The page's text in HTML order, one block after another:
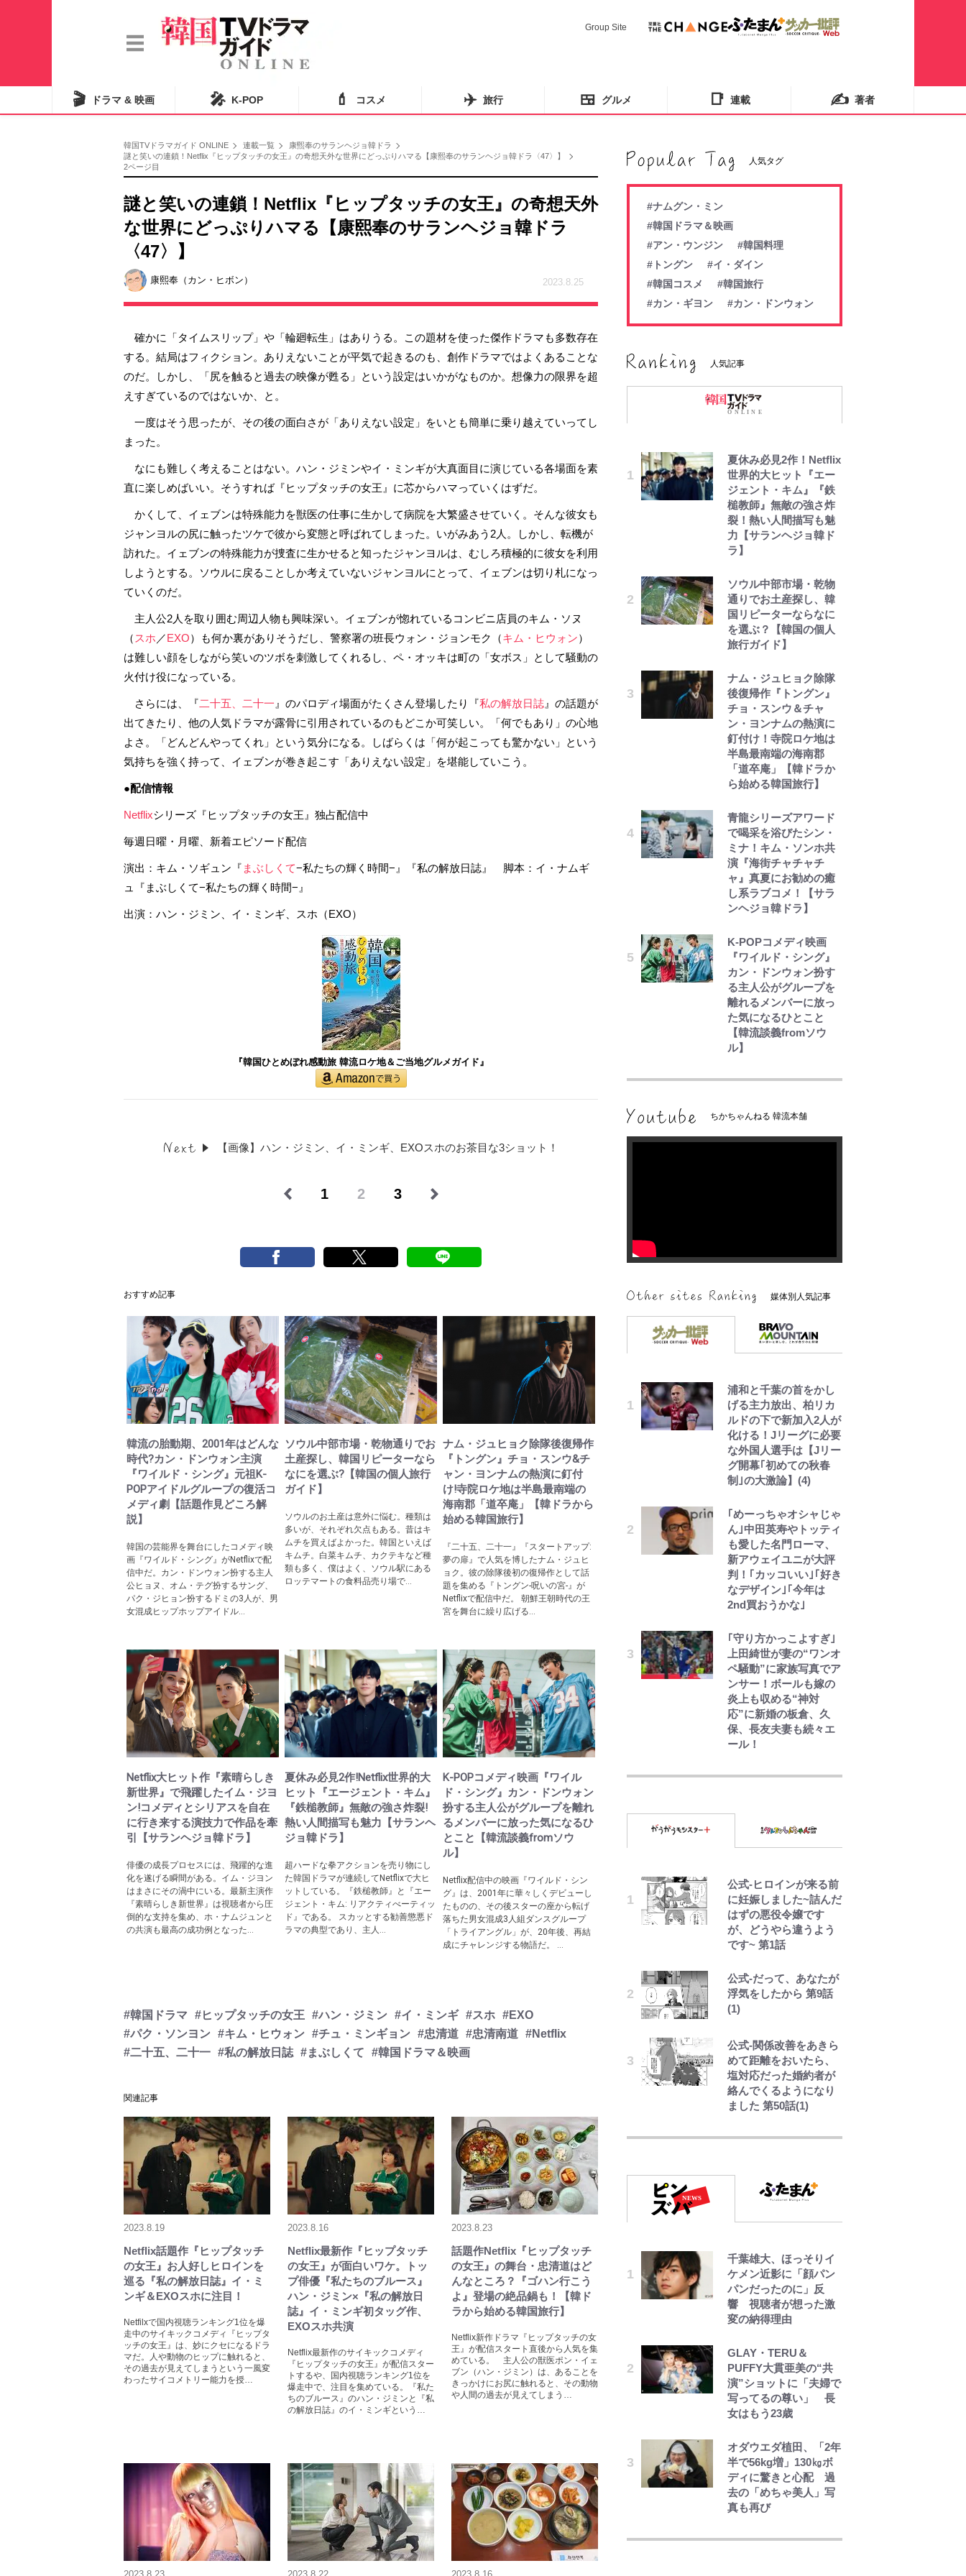
Group Site
🎬 ドラマ & 映画 🎤 K-POP 💄 コスメ ✈️ 旅行 🍱 グルメ 📑 連載 ✍️ 著者
韓国TVドラマガイド ONLINE 連載一覧
康煕奉のサランヘジョ韓ドラ
謎と笑いの連鎖！Netflix『ヒップタッチの女王』の奇想天外な世界にどっぷりハマる【康熙奉のサランヘジョ韓ドラ〈47〉】
2ページ目
謎と笑いの連鎖！Netflix『ヒップタッチの女王』の奇想天外
な世界にどっぷりハマる【康熙奉のサランヘジョ韓ドラ
〈47〉】
康熙奉（カン・ヒボン） 2023.8.25
確かに「タイムスリップ」や「輪廻転生」はありうる。この題材を使った傑作ドラマも多数存在
する。結局はフィクション。ありえないことが平気で起きるのも、創作ドラマではよくあることな
のだ。しかし、「尻を触ると過去の映像が甦る」という設定はいかがなものか。想像力の限界を超
えすぎているのではないか、と。
一度はそう思ったが、その後の面白さが「ありえない設定」をいとも簡単に乗り越えていってし
まった。
なにも難しく考えることはない。ハン・ジミンやイ・ミンギが大真面目に演じている各場面を素
直に楽しめばいい。そうすれば『ヒップタッチの女王』に芯からハマっていくはずだ。
かくして、イェブンは特殊能力を獣医の仕事に生かして病院を大繁盛させていく。そんな彼女も
ジャンヨルの尻に触ったツケで彼から変態と呼ばれてしまった。いがみあう2人。しかし、転機が
訪れた。イェブンの特殊能力が捜査に生かせると知ったジャンヨルは、むしろ積極的に彼女を利用
しようとする。ソウルに戻ることしか考えていないジャンヨルにとって、イェブンは切り札になっ
ていくのだ。
主人公2人を取り囲む周辺人物も興味深い。イェブンが惚れているコンビニ店員のキム・ソヌ
（ スホ ／EXO）も何か裏がありそうだし、警察署の班長ウォン・ジョンモク（キム・ヒウォン）
は難しい顔をしながら笑いのツボを刺激してくれるし、ペ・オッキは町の「女ボス」として騒動の
火付け役になっている。
さらには、『二十五、二十一 』のパロディ場面がたくさん登場したり『私の解放日誌 』の話題が
出てきたり、他の人気ドラマが露骨に引用されているのもどこか可笑しい。「何でもあり」の心地
よさ。「どんどんやってくれ」という気分になる。しばらくは「何が起こっても驚かない」という
気持ちを強く持って、イェブンが巻き起こす「ありえない設定」を堪能していこう。
●配信情報
Netflixシリーズ『ヒップタッチの女王』独占配信中
毎週日曜・月曜、新着エピソード配信
演出：キム・ソギュン『 まぶしくて−私たちの輝く時間−』『私の解放日誌』 脚本：イ・ナムギ
ュ『まぶしくて−私たちの輝く時間−』
出演：ハン・ジミン、イ・ミンギ、スホ（EXO）
『韓国ひとめぼれ感動旅 韓流ロケ地＆ご当地グルメガイド』
【画像】ハン・ジミン、イ・ミンギ、EXOスホのお茶目な3ショット！
1 2 3
おすすめ記事
韓流の胎動期、2001年はどんな
時代?カン・ドンウォン主演
『ワイルド・シング』元祖K-
POPアイドルグループの復活コ
メディ劇【話題作見どころ解
説】
韓国の芸能界を舞台にしたコメディ映
画『ワイルド・シング』がNetflixで配
信中だ。カン・ドンウォン扮する主人
公ヒョヌ、オム・テグ扮するサング、
パク・ジヒョン扮するドミの3人が、男
女混成ヒップホップアイドル...
ソウル中部市場・乾物通りでお
土産探し、韓国リピーターなら
なにを選ぶ?【韓国の個人旅行
ガイド】
ソウルのお土産は意外に悩む。種類は
多いが、それぞれ欠点もある。昔はキ
ムチを買えばよかった。韓国といえば
キムチ。白菜キムチ、カクテキなど種
類も多く、僕はよく、ソウル駅にある
ロッテマートの食料品売り場で...
ナム・ジュヒョク除隊後復帰作
『トングン』チョ・スンウ&チ
ャン・ヨンナムの熱演に釘付
け!寺院ロケ地は半島最南端の
海南郡「道卒庵」【韓ドラから
始める韓国旅行】
『二十五、二十一』『スタートアップ:
夢の扉』で人気を博したナム・ジュヒ
ョク。彼の除隊後初の復帰作として話
題を集める『トングン-呪いの宮-』が
Netflixで配信中だ。 朝鮮王朝時代の王
宮を舞台に繰り広げる...
Netflix大ヒット作『素晴らしき
新世界』で飛躍したイム・ジヨ
ン!コメディとシリアスを自在
に行き来する演技力で作品を牽
引【サランヘジョ韓ドラ】
俳優の成長プロセスには、飛躍的な進
化を遂げる瞬間がある。イム・ジヨン
はまさにその渦中にいる。最新主演作
『素晴らしき新世界』は視聴者から圧
倒的な支持を集め、ホ・ナムジュンと
の共演も最高の成功例となった...
夏休み必見2作!Netflix世界的大
ヒット『エージェント・キム』
『鉄槌教師』無敵の強さ炸裂!
熱い人間描写も魅力【サランヘ
ジョ韓ドラ】
超ハードな拳アクションを売り物にし
た韓国ドラマが連続してNetflixで大ヒ
ットしている。『鉄槌教師』と『エー
ジェント・キム: リアクティべーティッ
ド』である。 スカッとする勧善懲悪ド
ラマの典型であり、主人...
K-POPコメディ映画『ワイル
ド・シング』カン・ドンウォン
扮する主人公がグループを離れ
るメンバーに放った気になるひ
とこと【韓流談義fromソウ
ル】
Netflix配信中の映画『ワイルド・シン
グ』は、2001年に華々しくデビューし
たものの、その後スターの座から転げ
落ちた男女混成3人組ダンスグループ
「トライアングル」が、20年後、再結
成にチャレンジする物語だ。 ...
#韓国ドラマ #ヒップタッチの女王 #ハン・ジミン #イ・ミンギ #スホ #EXO
#パク・ソンヨン #キム・ヒウォン #チュ・ミンギョン #忠清道 #忠清南道 #Netflix
#二十五、二十一 #私の解放日誌 #まぶしくて #韓国ドラマ＆映画
関連記事
2023.8.19
Netflix話題作『ヒップタッチ
の女王』お人好しヒロインを
巡る『私の解放日誌』イ・ミ
ンギ＆EXOスホに注目！
Netfilxで国内視聴ランキング1位を爆
走中のサイキックコメディ『ヒップタ
ッチの女王』は、妙にクセになるドラ
マだ。人や動物のヒップに触れると、
その過去が見えてしまうという一風変
わったサイコメトリー能力を授…
2023.8.16
Netflix最新作『ヒップタッチ
の女王』が面白いワケ。トッ
プ俳優『私たちのブルース』
ハン・ジミン×『私の解放日
誌』イ・ミンギ初タッグ作、
EXOスホ共演
Netflix最新作のサイキックコメディ
『ヒップタッチの女王』が配信スター
トするや、国内視聴ランキング1位を
爆走中で、注目を集めている。『私た
ちのブルース』のハン・ジミンと『私
の解放日誌』のイ・ミンギという…
2023.8.23
話題作Netflix『ヒップタッチ
の女王』の舞台・忠清道はど
んなところ？『ゴハン行こう
よ』登場の絶品鍋も！【韓ド
ラから始める韓国旅行】
Netflix新作ドラマ『ヒップタッチの女
王』が配信スタート直後から人気を集
めている。 主人公の獣医ポン・イェ
ブン（ハン・ジミン）は、あることを
きっかけにお尻に触れると、その動物
や人間の過去が見えてしまう…
人気タグ
#ナムグン・ミン
#韓国ドラマ＆映画
#アン・ウンジン
#韓国料理
#トングン
#イ・ダイン
#韓国コスメ
#韓国旅行
#カン・ギヨン
#カン・ドンウォン
人気記事
夏休み必見2作！Netflix
世界的大ヒット『エー
ジェント・キム』『鉄
槌教師』無敵の強さ炸
裂！熱い人間描写も魅
力【サランヘジョ韓ド
ラ】
ソウル中部市場・乾物
通りでお土産探し、韓
国リピーターならなに
を選ぶ？【韓国の個人
旅行ガイド】
ナム・ジュヒョク除隊
後復帰作『トングン』
チョ・スンウ＆チャ
ン・ヨンナムの熱演に
釘付け！寺院ロケ地は
半島最南端の海南郡
「道卒庵」【韓ドラか
ら始める韓国旅行】
青龍シリーズアワード
で喝采を浴びたシン・
ミナ！キム・ソンホ共
演『海街チャチャチ
ャ』真夏にお勧めの癒
し系ラブコメ！【サラ
ンヘジョ韓ドラ】
K-POPコメディ映画
『ワイルド・シング』
カン・ドンウォン扮す
る主人公がグループを
離れるメンバーに放っ
た気になるひとこと
【韓流談義fromソウ
ル】
ちかちゃんねる 韓流本舗
媒体別人気記事
浦和と千葉の首をかし
げる主力放出、柏リカ
ルドの下で新加入2人が
化ける！Jリーグに必要
な外国人選手は【Jリー
グ開幕｢初めての秋春
制｣の大激論】(4)
｢めーっちゃオシャじゃ
ん｣中田英寿やトッティ
も愛した名門ローマ、
新アウェイユニが大評
判！｢カッコいい｣｢好き
なデザイン｣｢今年は
2nd買おうかな｣
｢守り方かっこよすぎ｣
上田綺世が妻の“ワンオ
ペ騒動”に家族写真でア
ンサー！ボールも嫁の
炎上も収める“神対
応”に新婚の板倉、久
保、長友夫妻も続々エ
ール！
一端にいることを体
ハイキング」パノラマ
絶景レポ【福島県福島
青く美しい「幸せのブ
ルービー」の正体と
は？ 身近な場所で見つ
けるコツを紹介【あな
「季節の虫」の探し方
vol.21】
る」魚だった！ ルアー
を追わせて釣りあげる
「アユイング」のオリ
ジナリティ＆おもしろ
さを知る
公式-ヒロインが来る前
に妊娠しました~詰んだ
はずの悪役令嬢です
が、どうやら違うよう
です~ 第1話
公式-だって、あなたが
浮気をしたから 第9話
(1)
公式-関係改善をあきら
めて距離をおいたら、
塩対応だった婚約者が
絡んでくるようになり
ました 第50話(1)
ゾ
浅草は日本の心だゾ
秋田料理の流儀
千葉雄大、ほっそりイ
ケメン近影に「顔パン
パンだったのに」反
響 視聴者が想った激
変の納得理由
GLAY・TERU＆
PUFFY大貫亜美の“共
演”ショットに「夫婦で
写ってるの尊い」 長
女はもう23歳
オダウエダ植田、「2年
半で56kg増」130㎏ボ
ディに驚きと心配 過
去の「めちゃ美人」写
真も再び
ジャンルはそろそろ終